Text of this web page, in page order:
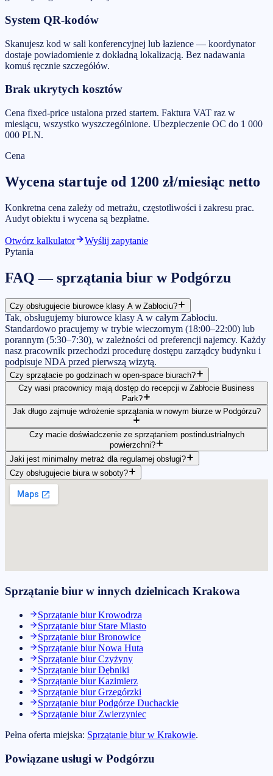
System QR-kodów
Skanujesz kod w sali konferencyjnej lub łazience — koordynator
dostaje powiadomienie z dokładną lokalizacją. Bez nadawania
komuś ręcznie szczegółów.
Brak ukrytych kosztów
Cena fixed-price ustalona przed startem. Faktura VAT raz w
miesiącu, wszystko wyszczególnione. Ubezpieczenie OC do 1 000
000 PLN.
Cena
Wycena startuje od 1200 zł/miesiąc netto
Konkretna cena zależy od metrażu, częstotliwości i zakresu prac.
Audyt obiektu i wycena są bezpłatne.
Otwórz kalkulator
Wyślij zapytanie
Pytania
FAQ —sprzątania biur wPodgórzu
Czy obsługujecie biurowce klasy A w Zabłociu?
Tak, obsługujemy biurowce klasy A w całym Zabłociu.
Standardowo pracujemy w trybie wieczornym (18:00–22:00) lub
porannym (5:30–7:30), w zależności od preferencji najemcy. Każdy
nasz pracownik przechodzi procedurę dostępu zarządcy budynku i
podpisuje NDA przed pierwszą wizytą.
Czy sprzątacie po godzinach w open-space biurach?
Czy wasi pracownicy mają dostęp do recepcji w Zabłocie Business
Park?
Jak długo zajmuje wdrożenie sprzątania w nowym biurze w Podgórzu?
Czy macie doświadczenie ze sprzątaniem postindustrialnych
powierzchni?
Jaki jest minimalny metraż dla regularnej obsługi?
Czy obsługujecie biura w soboty?
Sprzątanie biur w innych dzielnicach Krakowa
Sprzątanie biur Krowodrza
Sprzątanie biur Stare Miasto
Sprzątanie biur Bronowice
Sprzątanie biur Nowa Huta
Sprzątanie biur Czyżyny
Sprzątanie biur Dębniki
Sprzątanie biur Kazimierz
Sprzątanie biur Grzegórzki
Sprzątanie biur Podgórze Duchackie
Sprzątanie biur Zwierzyniec
Pełna oferta miejska: Sprzątanie biurw Krakowie.
Powiązane usługi w Podgórzu